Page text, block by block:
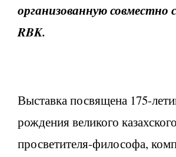
организованную совместно
RBK.
Выставка посвящена 175-
рождения великого
просветителя-философа,